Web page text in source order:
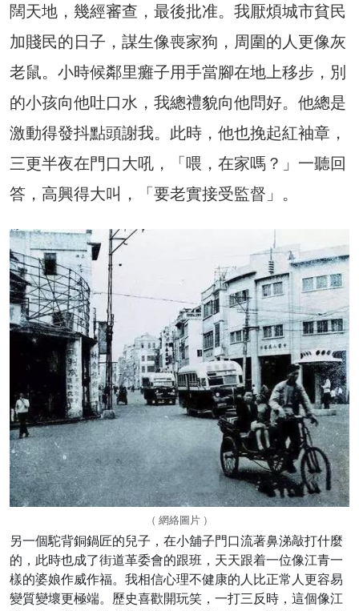
闊天地，幾經審查，最後批准。我厭煩城市貧民
加賤民的日子，謀生像喪家狗，周圍的人更像灰
老鼠。小時候鄰里癱子用手當腳在地上移步，別
的小孩向他吐口水，我總禮貌向他問好。他總是
激動得發抖點頭謝我。此時，他也挽起紅袖章，
三更半夜在門口大吼，「喂，在家嗎？」一聽回
答，高興得大叫，「要老實接受監督」。
（ 網絡圖片 ）
另一個駝背銅鍋匠的兒子，在小舖子門口流著鼻涕敲打什麼
的，此時也成了街道革委會的跟班，天天跟着一位像江青一
樣的婆娘作威作福。我相信心理不健康的人比正常人更容易
變質變壞更極端。歷史喜歡開玩笑，一打三反時，這個像江